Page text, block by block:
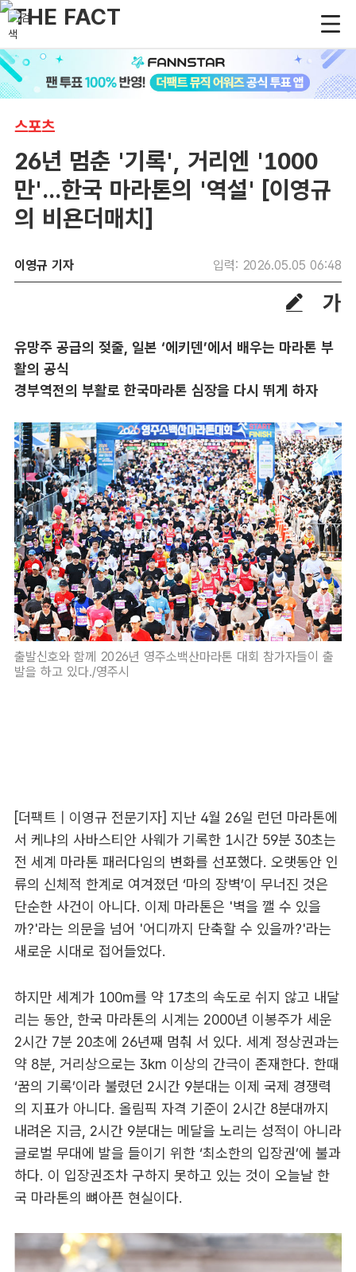
스포츠
26년 멈춘 '기록', 거리엔 '1000
만'...한국 마라톤의 '역설' [이영규
의 비욘더매치]
이영규 기자 입력: 2026.05.05 06:48
유망주 공급의 젖줄, 일본 ‘에키덴’에서 배우는 마라톤 부
활의 공식
경부역전의 부활로 한국마라톤 심장을 다시 뛰게 하자
출발신호와 함께 2026년 영주소백산마라톤 대회 참가자들이 출
발을 하고 있다./영주시
[더팩트 | 이영규 전문기자] 지난 4월 26일 런던 마라톤에
서 케냐의 사바스티안 사웨가 기록한 1시간 59분 30초는
전 세계 마라톤 패러다임의 변화를 선포했다. 오랫동안 인
류의 신체적 한계로 여겨졌던 ‘마의 장벽’이 무너진 것은
단순한 사건이 아니다. 이제 마라톤은 '벽을 깰 수 있을
까?'라는 의문을 넘어 '어디까지 단축할 수 있을까?'라는
새로운 시대로 접어들었다.
하지만 세계가 100m를 약 17초의 속도로 쉬지 않고 내달
리는 동안, 한국 마라톤의 시계는 2000년 이봉주가 세운
2시간 7분 20초에 26년째 멈춰 서 있다. 세계 정상권과는
약 8분, 거리상으로는 3km 이상의 간극이 존재한다. 한때
‘꿈의 기록’이라 불렸던 2시간 9분대는 이제 국제 경쟁력
의 지표가 아니다. 올림픽 자격 기준이 2시간 8분대까지
내려온 지금, 2시간 9분대는 메달을 노리는 성적이 아니라
글로벌 무대에 발을 들이기 위한 ‘최소한의 입장권’에 불과
하다. 이 입장권조차 구하지 못하고 있는 것이 오늘날 한
국 마라톤의 뼈아픈 현실이다.